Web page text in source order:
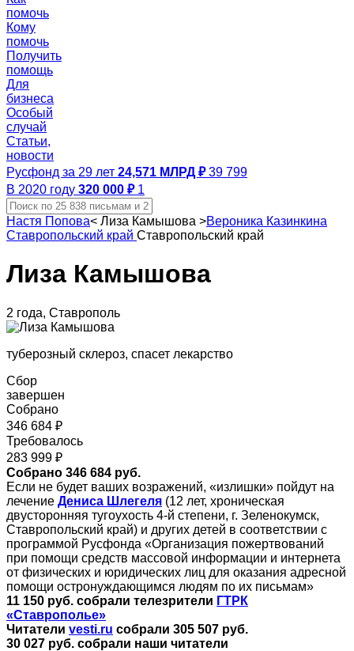
помочь
Кому
помочь
Получить
помощь
Для
бизнеса
Особый
случай
Статьи,
новости
Русфонд за 29 лет 24,571 МЛРД ₽ 39 799
В 2020 году 320 000 ₽ 1
Настя Попова< Лиза Камышова >Вероника Казинкина
Ставропольский край Ставропольский край
Лиза Камышова
2 года, Ставрополь
туберозный склероз, спасет лекарство
Сбор
завершен
Собрано
346 684 ₽
Требовалось
283 999 ₽
Собрано 346 684 руб.
Если не будет ваших возражений, «излишки» пойдут на
лечение Дениса Шлегеля (12 лет, хроническая
двусторонняя тугоухость 4-й степени, г. Зеленокумск,
Ставропольский край) и других детей в соответствии с
программой Русфонда «Организация пожертвований
при помощи средств массовой информации и интернета
от физических и юридических лиц для оказания адресной
помощи остронуждающимся людям по их письмам»
11 150 руб. собрали телезрители ГТРК
«Ставрополье»
Читатели vesti.ru собрали 305 507 руб.
30 027 руб. собрали наши читатели